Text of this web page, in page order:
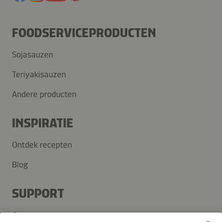
FOODSERVICEPRODUCTEN
Sojasauzen
Teriyakisauzen
Andere producten
INSPIRATIE
Ontdek recepten
Blog
SUPPORT
Contact